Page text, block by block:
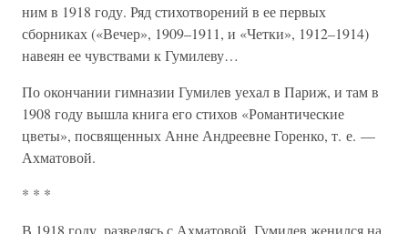
ним в 1918 году. Ряд стихотворений в ее первых
сборниках («Вечер», 1909–1911, и «Четки», 1912–1914)
навеян ее чувствами к Гумилеву…
По окончании гимназии Гумилев уехал в Париж, и там в
1908 году вышла книга его стихов «Романтические
цветы», посвященных Анне Андреевне Горенко, т. е. —
Ахматовой.
* * *
В 1918 году, разведясь с Ахматовой, Гумилев женился на